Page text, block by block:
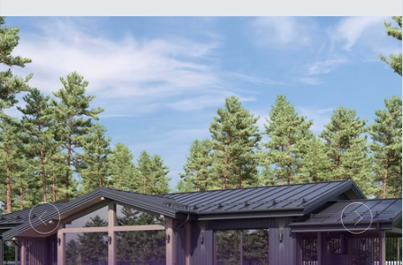
Предыдущий